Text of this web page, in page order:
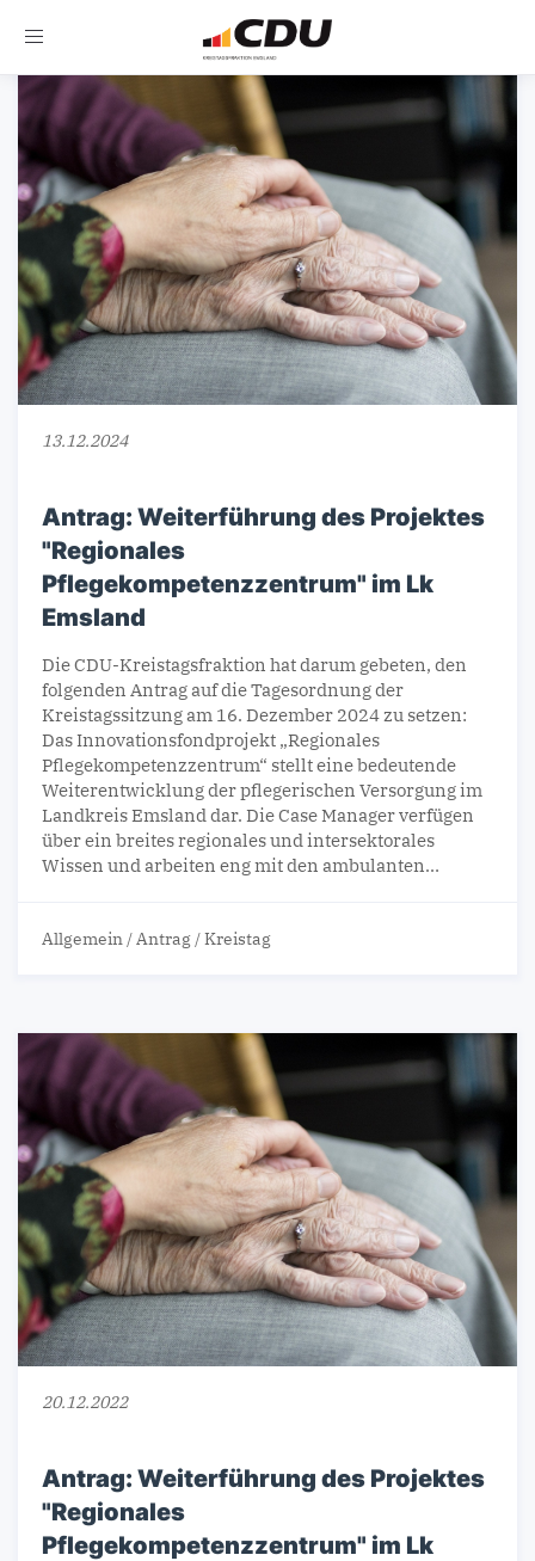
Toggle
13.12.2024
Antrag: Weiterführung des Projektes
"Regionales
Pflegekompetenzzentrum" im Lk
Emsland
Die CDU-Kreistagsfraktion hat darum gebeten, den
folgenden Antrag auf die Tages­ordnung der
Kreistagssitzung am 16. Dezember 2024 zu setzen:
Das Innovationsfondprojekt „Regionales
Pflegekompetenzzentrum“ stellt eine bedeutende
Weiterentwicklung der pflegerischen Versorgung im
Landkreis Emsland dar. Die Case Manager verfügen
über ein breites regionales und intersektorales
Wissen und arbeiten eng mit den ambulanten…
Allgemein /Antrag /Kreistag
20.12.2022
Antrag: Weiterführung des Projektes
"Regionales
Pflegekompetenzzentrum" im Lk